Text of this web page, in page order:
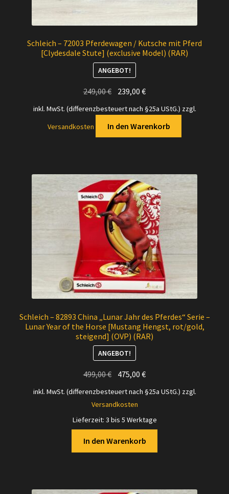
Schleich – 72003 Pferdewagen / Kutsche mit Pferd
[Clydesdale Stute] (exclusive Model) (RAR)
ANGEBOT!
249,00€ Ursprünglicher
war:
249,00 €
239,00€Aktueller
ist:
239,00 €.
inkl. MwSt. (differenzbesteuert nach §25a UStG.) zzgl.
Versandkosten
In den Warenkorb
Schleich – 82893 China „Lunar Jahr des Pferdes“ Serie –
Lunar Year of the Horse [Mustang Hengst, rot/gold,
steigend] (OVP) (RAR)
ANGEBOT!
499,00€ Ursprünglicher
war:
475,00€Aktueller
inkl. MwSt. (differenzbesteuert nach §25a UStG.) zzgl.
Versandkosten
Lieferzeit: 3 bis 5 Werktage
In den Warenkorb